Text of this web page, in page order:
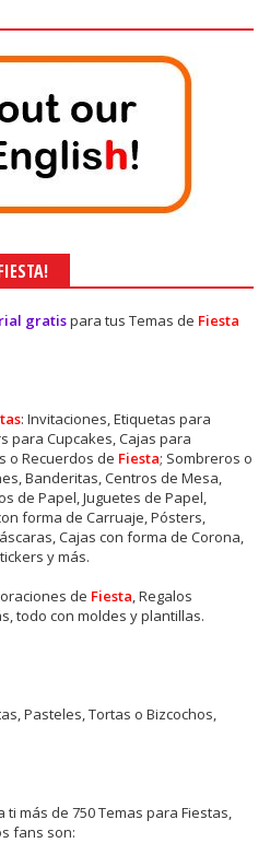
gratispara tus Temas de Fiesta
: Invitaciones, Etiquetas para
para Cupcakes, Cajas para
o Recuerdos de Fiesta; Sombreros o
Banderitas, Centros de Mesa,
de Papel, Juguetes de Papel,
forma de Carruaje, Pósters,
Cajas con forma de Corona,
y más.
de Fiesta, Regalos
todo con moldes y plantillas.
Pasteles, Tortas o Bizcochos,
ti más de 750 Temas para Fiestas,
fans son: